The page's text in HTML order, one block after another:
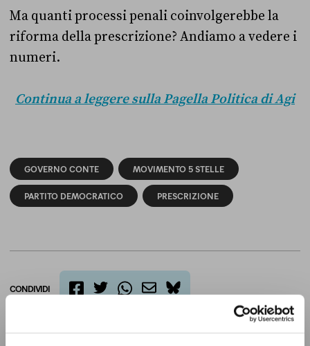
Ma quanti processi penali coinvolgerebbe la
riforma della prescrizione? Andiamo a vedere i
numeri.
Continua a leggere sulla Pagella Politica di Agi
GOVERNO CONTE MOVIMENTO 5 STELLE
PARTITO DEMOCRATICO PRESCRIZIONE
CONDIVIDI
LEGGI LA NOSTRA POLITICA DELLE CORREZIONI